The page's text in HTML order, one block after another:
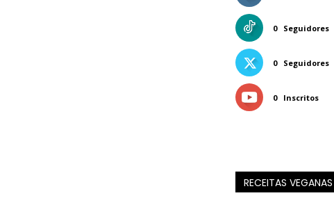
0 Seguidores
0 Seguidores
0 Inscritos
RECEITAS VEGANAS